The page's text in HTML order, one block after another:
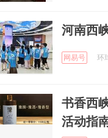
河南西
网易号 环
书香西
活动指